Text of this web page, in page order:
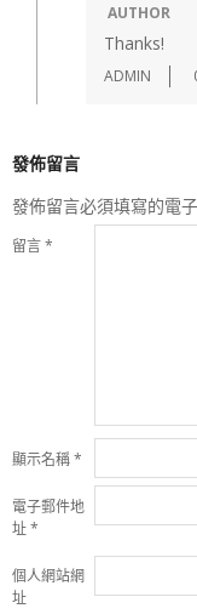
AUTHOR
Thanks!
ADMIN
發佈留言
發佈留言必須填寫的電
留言*
顯示名稱*
電子郵件地
址*
個人網站網
址